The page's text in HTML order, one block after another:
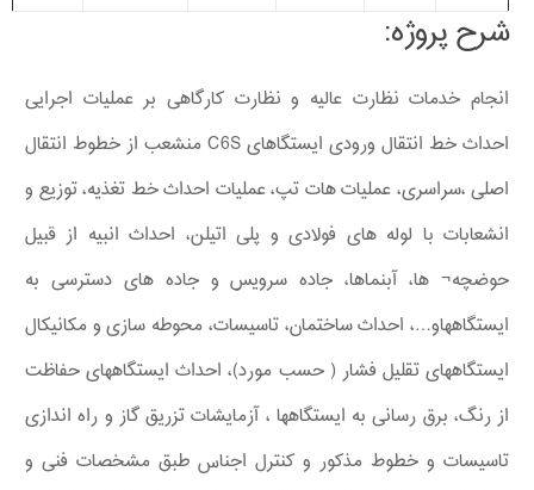
شرح پروژه:
انجام خدمات نظارت عالیه و نظارت کارگاهی بر عملیات اجرایی
احداث خط انتقال ورودی ایستگاهای C6S منشعب از خطوط انتقال
اصلی ،سراسری، عملیات هات تپ، عملیات احداث خط تغذیه، توزیع و
انشعابات با لوله های فولادی و پلی اتیلن، احداث انبیه از قبیل
حوضچه¬ ها، آبنماها، جاده سرویس و جاده های دسترسی به
ایستگاههاو…، احداث ساختمان، تاسیسات، محوطه سازی و مکانیکال
ایستگاههای تقلیل فشار ( حسب مورد)، احداث ایستگاههای حفاظت
از رنگ، برق رسانی به ایستگاهها ، آزمایشات تزریق گاز و راه اندازی
تاسیسات و خطوط مذکور و کنترل اجناس طبق مشخصات فنی و